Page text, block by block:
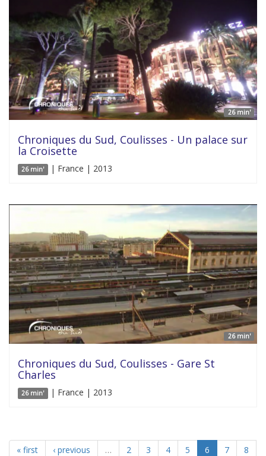
26 min'
Chroniques du Sud, Coulisses - Un palace sur
la Croisette
26 min' | France | 2013
26 min'
Chroniques du Sud, Coulisses - Gare St
Charles
26 min' | France | 2013
« first ‹ previous … 2 3 4 5 6 7
8